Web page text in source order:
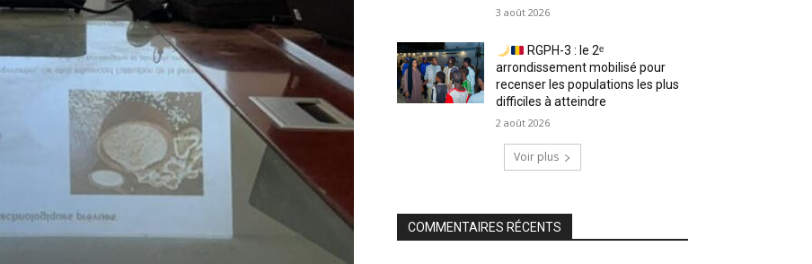
3 août 2026
RGPH-3 : le 2ᵉ
arrondissement mobilisé pour
recenser les populations les plus
difficiles à atteindre
2 août 2026
Voir plus
COMMENTAIRES RÉCENTS